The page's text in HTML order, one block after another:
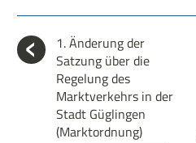
1. Änderung der
Satzung über die
Regelung des
Marktverkehrs in der
Stadt Güglingen
(Marktordnung)